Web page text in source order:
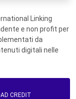
Linking
e non profit per
da
digitali nelle
CREDIT